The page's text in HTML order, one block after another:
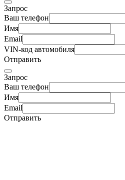
Запрос
Ваш телефон
Имя
Email
VIN-код автомобиля
Отправить
Запрос
Ваш телефон
Имя
Email
Отправить